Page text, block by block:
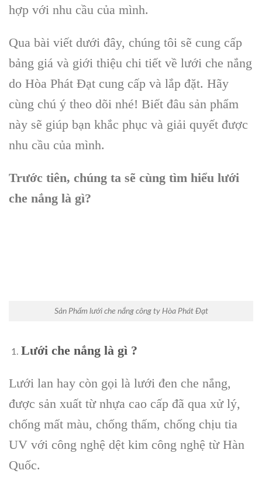
hợp với nhu cầu của mình.
Qua bài viết dưới đây, chúng tôi sẽ cung cấp
bảng giá và giới thiệu chi tiết về lưới che nắng
do Hòa Phát Đạt cung cấp và lắp đặt. Hãy
cùng chú ý theo dõi nhé! Biết đâu sản phẩm
này sẽ giúp bạn khắc phục và giải quyết được
nhu cầu của mình.
Trước tiên, chúng ta sẽ cùng tìm hiểu lưới
che nắng là gì?
Sản Phẩm lưới che nắng công ty Hòa Phát Đạt
Lưới che nắng là gì ?
Lưới lan hay còn gọi là lưới đen che nắng,
được sản xuất từ nhựa cao cấp đã qua xử lý,
chống mất màu, chống thấm, chống chịu tia
UV với công nghệ dệt kim công nghệ từ Hàn
Quốc.